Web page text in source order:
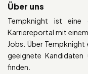
Über uns
Tempknight ist eine
Karriereportal mit
Jobs. Über
geeignete Kandidaten
finden.